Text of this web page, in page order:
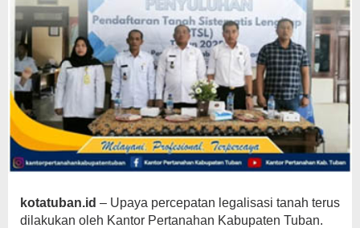
kotatuban.id – Upaya percepatan legalisasi tanah terus
dilakukan oleh Kantor Pertanahan Kabupaten Tuban.